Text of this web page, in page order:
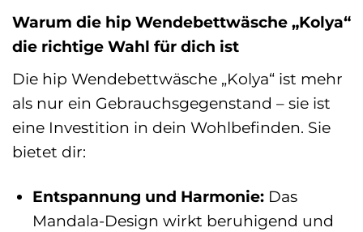
Warum die hip Wendebettwäsche „Kolya“
die richtige Wahl für dich ist
Die hip Wendebettwäsche „Kolya“ ist mehr
als nur ein Gebrauchsgegenstand – sie ist
eine Investition in dein Wohlbefinden. Sie
bietet dir:
Entspannung und Harmonie: Das
Mandala-Design wirkt beruhigend und